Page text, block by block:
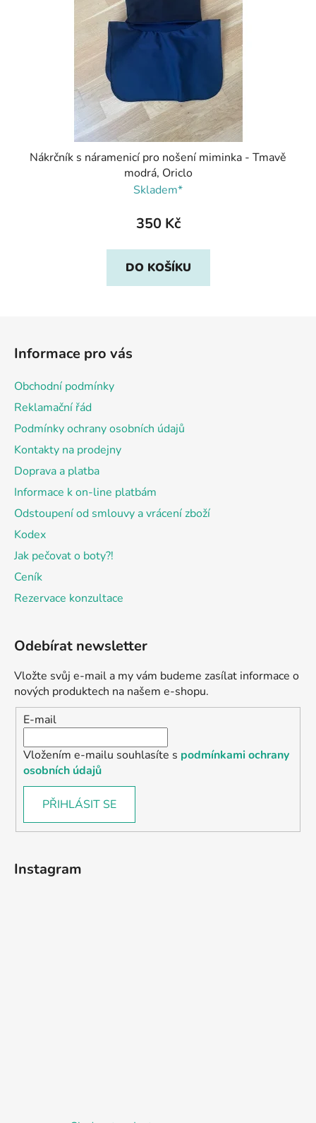
Nákrčník s náramenicí pro nošení miminka - Tmavě
modrá, Oriclo
Skladem*
350 Kč
DO KOŠÍKU
Informace pro vás
Obchodní podmínky
Reklamační řád
Podmínky ochrany osobních údajů
Kontakty na prodejny
Doprava a platba
Informace k on-line platbám
Odstoupení od smlouvy a vrácení zboží
Kodex
Jak pečovat o boty?!
Ceník
Rezervace konzultace
Odebírat newsletter
Vložte svůj e-mail a my vám budeme zasílat informace o
nových produktech na našem e-shopu.
E-mail
Vložením e-mailu souhlasíte s podmínkami ochrany
osobních údajů
PŘIHLÁSIT SE
Instagram